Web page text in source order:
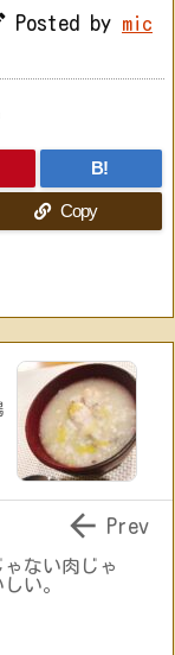
Posted by mic
B!
Copy
ない肉じゃ
い。
 Prev